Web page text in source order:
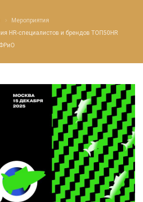
Мероприятия
HR-специалистов и брендов ТОП50HR